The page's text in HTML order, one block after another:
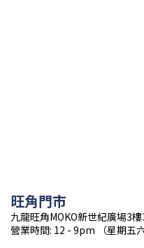
旺角門市
九龍旺角MOKO新世紀廣場3
營業時間: 12 - 9pm （星期五